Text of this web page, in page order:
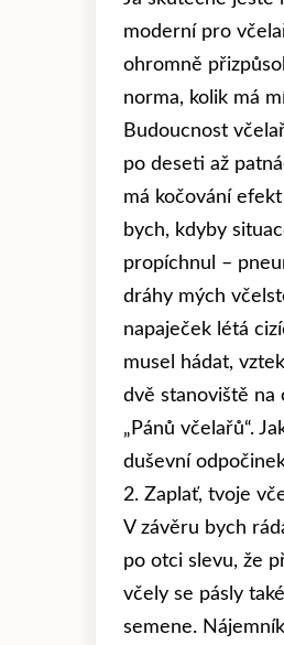
moderní pro
ohromně
norma, kolik má
Budoucnost
po deseti až
má kočování
bych, kdyby
propíchnul –
dráhy mých
napaječek létá
musel hádat,
dvě stanoviště na
„Pánů včelařů“.
duševní
2. Zaplať, tvoje
V závěru bych
po otci slevu, že
včely se pásly
semene.